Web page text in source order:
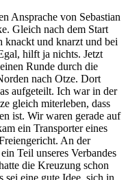
Ansprache von Sebastian
Gleich nach dem Start
knackt und knarzt und bei
hilft ja nichts. Jetzt
Runde durch die
nach Otze. Dort
aufgeteilt. Ich war in der
gleich miterleben, dass
ist. Wir waren gerade auf
ein Transporter eines
An der
Teil unseres Verbandes
die Kreuzung schon
sei eine gute Idee, sich in